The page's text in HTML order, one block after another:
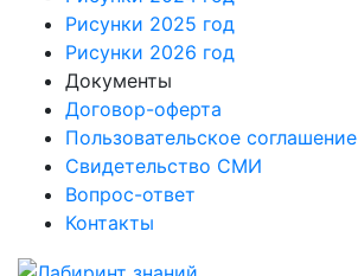
Рисунки 2025 год
Рисунки 2026 год
Документы
Договор-оферта
Пользовательское соглашение
Свидетельство СМИ
Вопрос-ответ
Контакты